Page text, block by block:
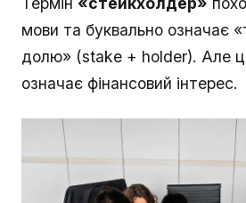
мови та буквально означає
долю» (stake + holder). Але
означає фінансовий інтерес.